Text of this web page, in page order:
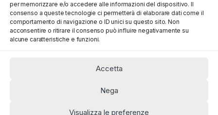
per memorizzare e/o accedere alle informazioni del dispositivo. Il
consenso a queste tecnologie ci permetterà di elaborare dati come il
comportamento di navigazione o ID unici su questo sito. Non
acconsentire o ritirare il consenso può influire negativamente su
alcune caratteristiche e funzioni.
Accetta
Nega
Visualizza le preferenze